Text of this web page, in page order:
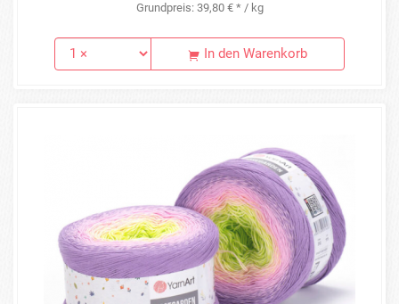
Grundpreis: 39,80 € * / kg
In den Warenkorb